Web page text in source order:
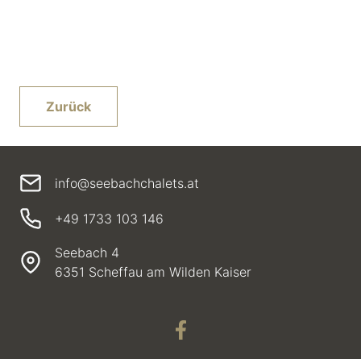
Zurück
info@seebachchalets.at
+49 1733 103 146
Seebach 4
6351 Scheffau am Wilden Kaiser